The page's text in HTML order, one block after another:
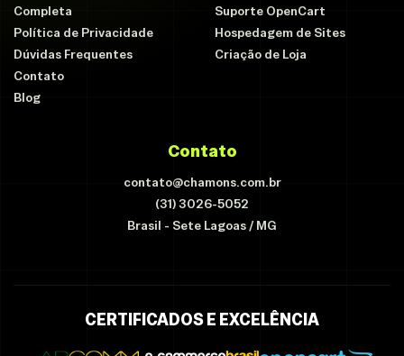
Completa
Política de Privacidade
Dúvidas Frequentes
Contato
Blog
Suporte OpenCart
Hospedagem de Sites
Criação de Loja
Contato
contato@chamons.com.br
(31) 3026-5052
Brasil - Sete Lagoas / MG
CERTIFICADOS E EXCELÊNCIA